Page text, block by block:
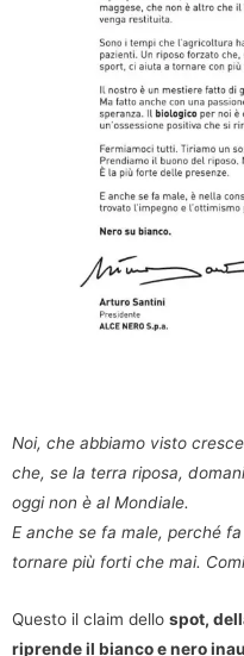
Noi, che abbiamo visto
che, se la terra riposa,
oggi non è al Mondiale.
E anche se fa male, perché
tornare più forti che mai.
Questo il claim dello spot,
riprende il bianco e nero